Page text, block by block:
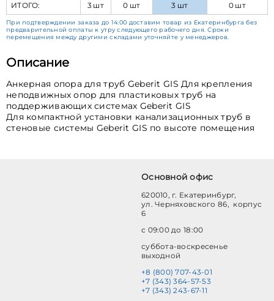
ИТОГО:
3 шт 0 шт 3 шт 0 шт
При подтверждении заказа до 14:00 доставим товар из Екатеринбурга без
предварительной оплаты к утру следующего рабочего дня. Сроки
перемещения между другими складами уточняйте у менеджеров.
Описание
Анкерная опора для труб Geberit GIS Для крепления
неподвижных опор для пластиковых труб на
поддерживающих системах Geberit GIS
Для компактной установки канализационных труб в
стеновые системы Geberit GIS по высоте помещения
Основной офис
620010, г. Екатеринбург,
ул. Черняховского 86, корпус
6
с 09:00 до 18:00
суббота-воскресенье
выходной
+8 (800) 707-43-01
+7 (343) 364-57-53
+7 (343) 243-67-11